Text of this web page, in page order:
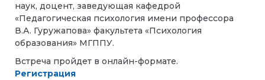
наук, доцент, заведующая кафедрой
«Педагогическая психология имени профессора
В.А. Гуружапова» факультета «Психология
образования» МГППУ.
Встреча пройдет в онлайн-формате.
Регистрация